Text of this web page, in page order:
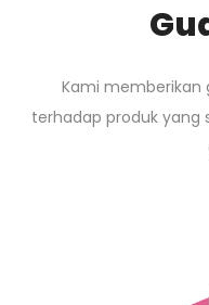
Kami memberikan
terhadap produk yang